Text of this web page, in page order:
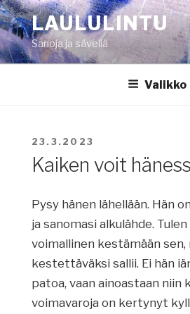
Siirry
sisältöönLAULULINTU
Sanoja ja säveliä
Valikko
JULKAISTU
23.3.2023
Kaiken voit
Pysy hänen lähellään. Hän
ja sanomasi alkulähde.
voimallinen kestämään
kestettäväksi sallii. Ei hän
patoa, vaan ainoastaan niin
voimavaroja on kertynyt